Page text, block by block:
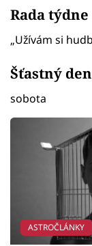
Rada týdne
„Užívám si
Šťastný den
sobota
ASTROČLÁNKY